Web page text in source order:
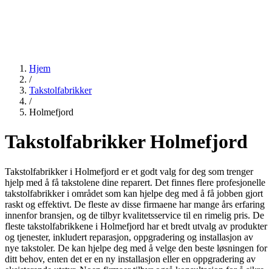
Hjem
/
Takstolfabrikker
/
Holmefjord
Takstolfabrikker Holmefjord
Takstolfabrikker i Holmefjord er et godt valg for deg som trenger
hjelp med å få takstolene dine reparert. Det finnes flere profesjonelle
takstolfabrikker i området som kan hjelpe deg med å få jobben gjort
raskt og effektivt. De fleste av disse firmaene har mange års erfaring
innenfor bransjen, og de tilbyr kvalitetsservice til en rimelig pris. De
fleste takstolfabrikkene i Holmefjord har et bredt utvalg av produkter
og tjenester, inkludert reparasjon, oppgradering og installasjon av
nye takstoler. De kan hjelpe deg med å velge den beste løsningen for
ditt behov, enten det er en ny installasjon eller en oppgradering av